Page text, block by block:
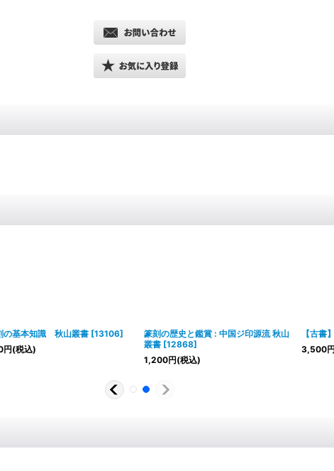
の基本知識 秋山叢書 [13106]
円(税込)
篆刻の歴史と鑑賞 : 中国ジ印源流 秋山
叢書 [12868]
1,200円(税込)
【古書
3,500円